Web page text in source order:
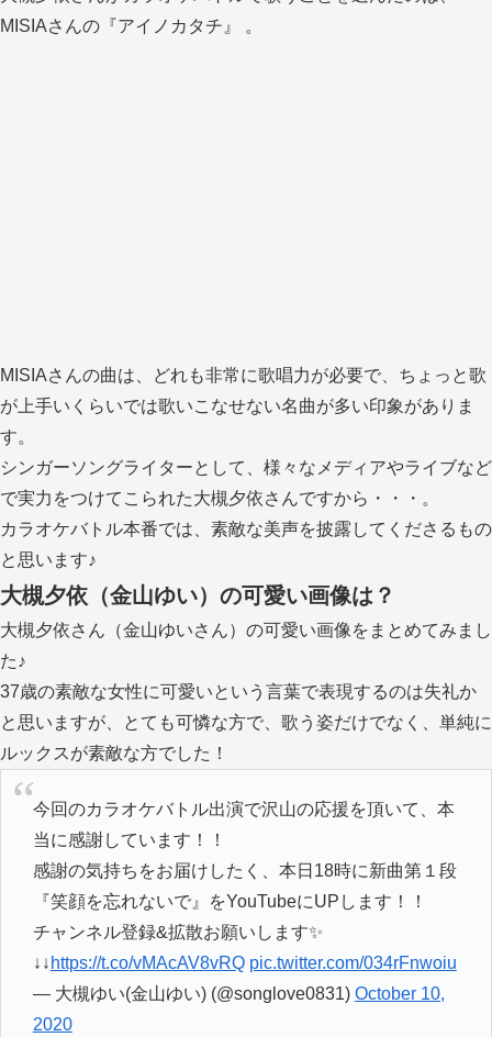
MISIAさんの『アイノカタチ』 。
MISIAさんの曲は、どれも非常に歌唱力が必要で、ちょっと歌
が上手いくらいでは歌いこなせない名曲が多い印象がありま
す。
シンガーソングライターとして、様々なメディアやライブなど
で実力をつけてこられた大槻夕依さんですから・・・。
カラオケバトル本番では、素敵な美声を披露してくださるもの
と思います♪
大槻夕依（金山ゆい）の可愛い画像は？
大槻夕依さん（金山ゆいさん）の可愛い画像をまとめてみまし
た♪
37歳の素敵な女性に可愛いという言葉で表現するのは失礼か
と思いますが、とても可憐な方で、歌う姿だけでなく、単純に
ルックスが素敵な方でした！
今回のカラオケバトル出演で沢山の応援を頂いて、本
当に感謝しています！！
感謝の気持ちをお届けしたく、本日18時に新曲第１段
『笑顔を忘れないで』をYouTubeにUPします！！
チャンネル登録&拡散お願いします✨
↓↓ https://t.co/vMAcAV8vRQ pic.twitter.com/034rFnwoiu
— 大槻ゆい(金山ゆい) (@songlove0831) October 10,
2020